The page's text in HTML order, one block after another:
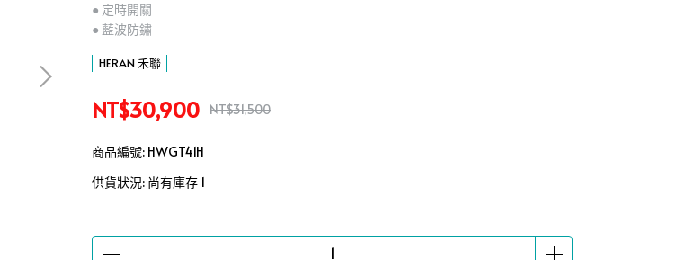
● 定時開關
● 藍波防鏽
HERAN 禾聯
NT$30,900 NT$31,500
商品編號: HWGT41H
供貨狀況: 尚有庫存 1